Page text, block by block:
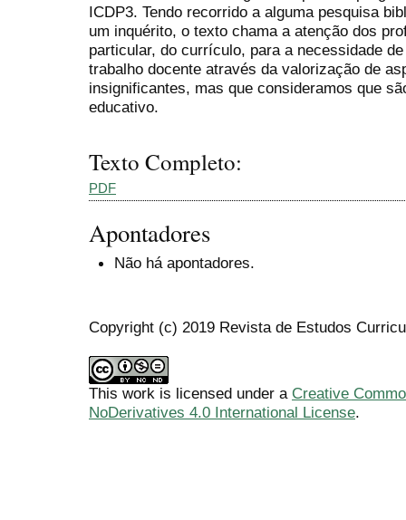
ICDP3. Tendo recorrido a alguma pesquisa
um inquérito, o texto chama a atenção dos
particular, do currículo, para a necessidade
trabalho docente através da valorização de
insignificantes, mas que consideramos que
educativo.
Texto Completo:
PDF
Apontadores
Não há apontadores.
Copyright (c) 2019 Revista de Estudos
This work is licensed under a Creative
NoDerivatives 4.0 International License.